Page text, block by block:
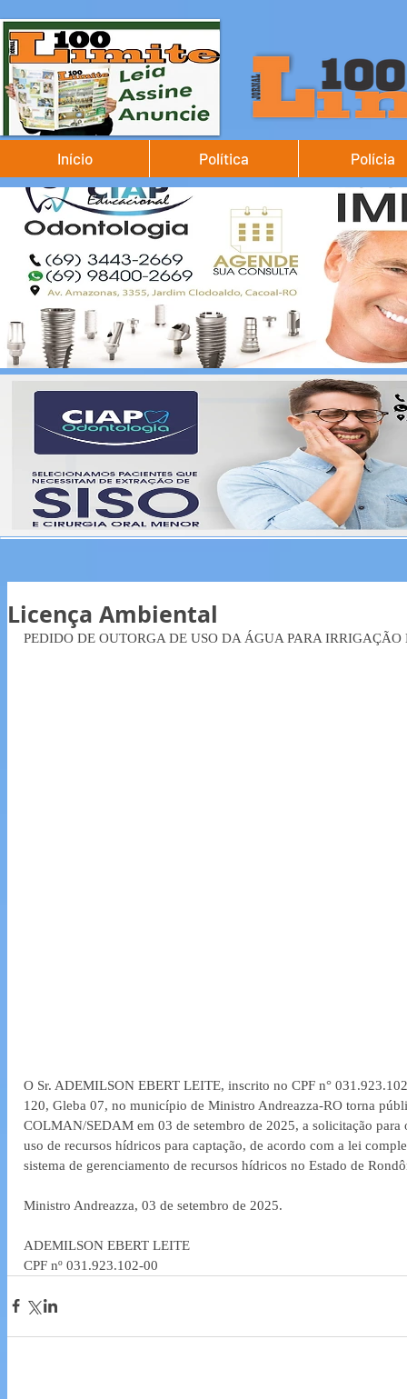
Início Política Polícia
Licença Ambiental
PEDIDO DE OUTORGA DE USO DA ÁGUA PARA IRRIGAÇÃO
O Sr. ADEMILSON EBERT LEITE, inscrito no CPF n°
120, Gleba 07, no município de Ministro Andreazza-RO torna
COLMAN/SEDAM em 03 de setembro de 2025, a solicitação
uso de recursos hídricos para captação, de acordo com a lei
sistema de gerenciamento de recursos hídricos no Estado de
Ministro Andreazza, 03 de setembro de 2025.
ADEMILSON EBERT LEITE
CPF nº 031.923.102-00